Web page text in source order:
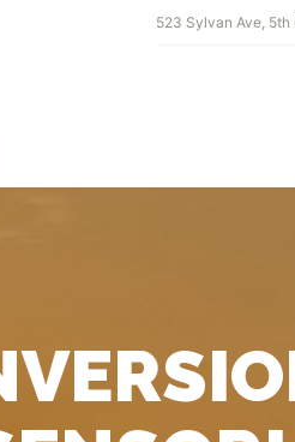
523 Sylvan Ave,